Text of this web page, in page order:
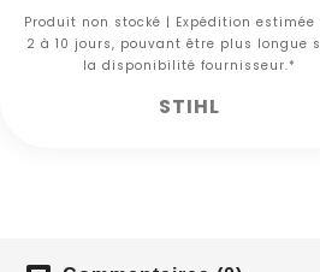
Produit non stocké | Expédition estimée
2 à 10 jours, pouvant être plus longue
la disponibilité fournisseur.*
STIHL